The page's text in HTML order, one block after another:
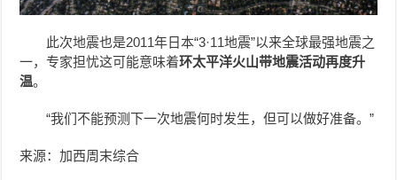
此次地震也是2011年日本“3·11地震”以来全球最强地震之
一，专家担忧这可能意味着环太平洋火山带地震活动再度升
温。
“我们不能预测下一次地震何时发生，但可以做好准备。”
来源：加西周末综合